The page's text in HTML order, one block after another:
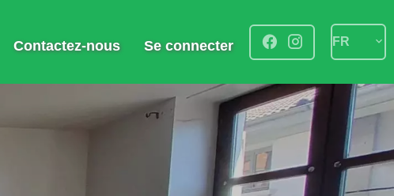
Contactez-nous Se connecter FR